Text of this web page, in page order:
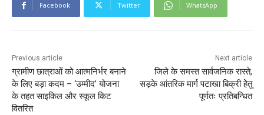
Facebook Twitter WhatsApp
Previous article
ग्रामीण छात्राओं को आत्मनिर्भर बनाने
के लिए बड़ा कदम – ‘उम्मीद’ योजना
के तहत साइकिल और स्कूल किट
वितरित
Next article
जिले के समस्त सार्वजनिक रास्ते,
सड़के आंतरिक मार्ग पटाखा बिक्री हेेतु
पूर्णतः प्रतिबन्धित